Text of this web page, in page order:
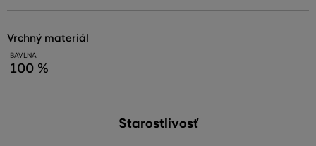
vrchný materiál
BAVLNA
100 %
Starostlivosť